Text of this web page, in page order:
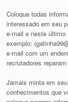
Coloque todas
interessado em seu
e-mail e neste
exemplo:
e-mail com um
recrutadores
Jamais minta em
conhecimentos que